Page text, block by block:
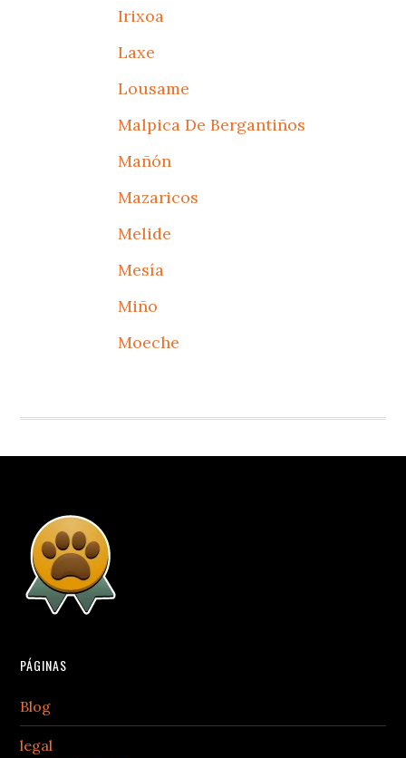
Irixoa
Laxe
Lousame
Malpica De Bergantiños
Mañón
Mazaricos
Melide
Mesía
Miño
Moeche
PÁGINAS
Blog
legal